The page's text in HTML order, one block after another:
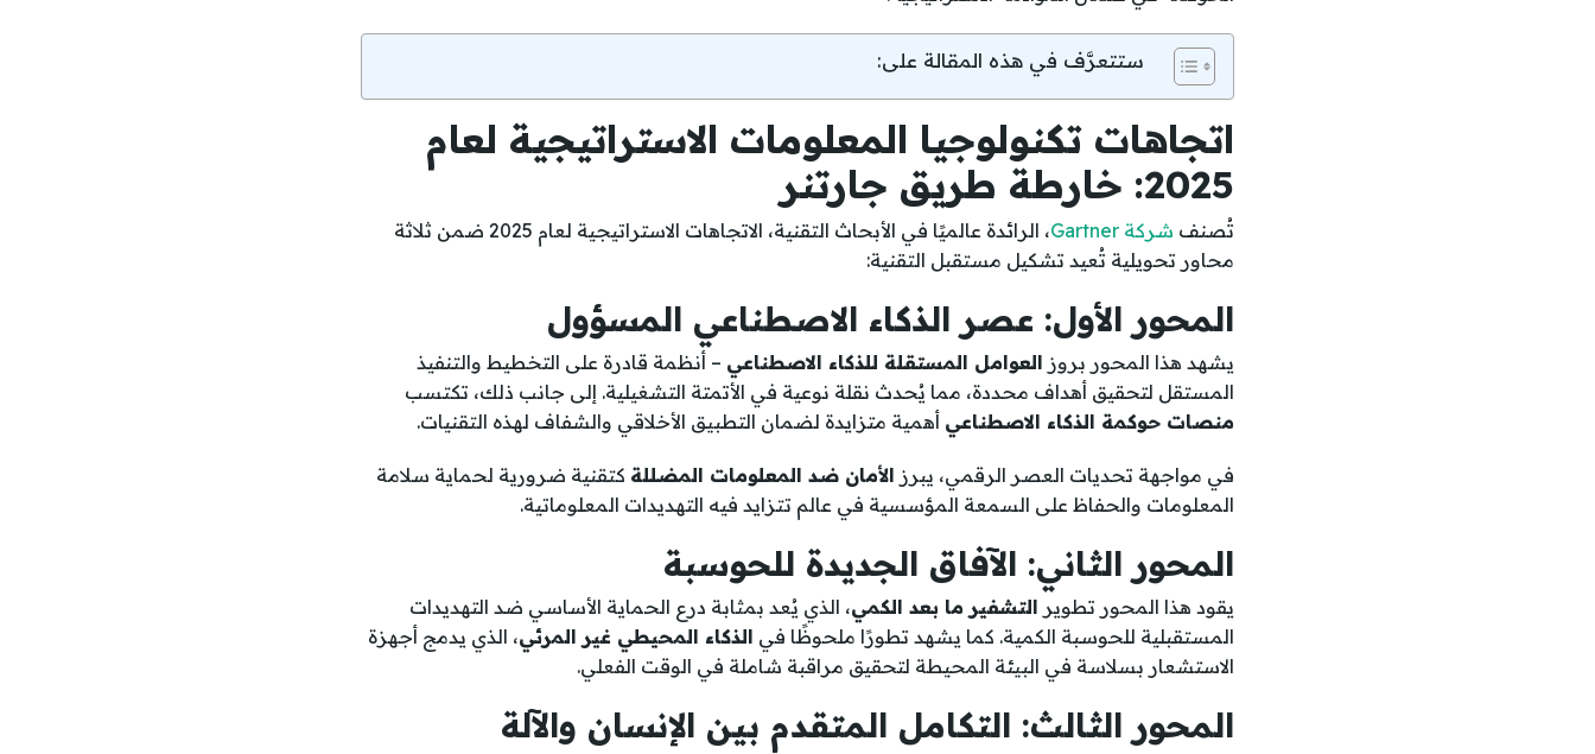
ستتعرَّف في هذه المقالة على:
اتجاهات تكنولوجيا المعلومات الاستراتيجية لعام
2025: خارطة طريق جارتنر
تُصنف شركة Gartner
، الرائدة عالميًا في الأبحاث التقنية، الاتجاهات الاستراتيجية لعام 2025 ضمن ثلاثة
محاور تحويلية تُعيد تشكيل مستقبل التقنية:
المحور الأول: عصر الذكاء الاصطناعي المسؤول
يشهد هذا المحور بروز العوامل المستقلة للذكاء الاصطناعي – أنظمة قادرة على التخطيط والتنفيذ
المستقل لتحقيق أهداف محددة، مما يُحدث نقلة نوعية في الأتمتة التشغيلية. إلى جانب ذلك، تكتسب
منصات حوكمة الذكاء الاصطناعي أهمية متزايدة لضمان التطبيق الأخلاقي والشفاف لهذه التقنيات.
في مواجهة تحديات العصر الرقمي، يبرز الأمان ضد المعلومات المضللة كتقنية ضرورية لحماية سلامة
المعلومات والحفاظ على السمعة المؤسسية في عالم تتزايد فيه التهديدات المعلوماتية.
المحور الثاني: الآفاق الجديدة للحوسبة
يقود هذا المحور تطوير التشفير ما بعد الكمي، الذي يُعد بمثابة درع الحماية الأساسي ضد التهديدات
المستقبلية للحوسبة الكمية. كما يشهد تطورًا ملحوظًا في الذكاء المحيطي غير المرئي، الذي يدمج أجهزة
الاستشعار بسلاسة في البيئة المحيطة لتحقيق مراقبة شاملة في الوقت الفعلي.
المحور الثالث: التكامل المتقدم بين الإنسان والآلة